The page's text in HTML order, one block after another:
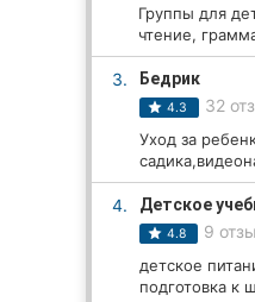
Ветеринарные клиники
Рестораны
Все рубрики
Группы для
чтение,
3. Бедрик
4.3 32
Уход за
4. Детское
4.8 9
детское
подготовка к